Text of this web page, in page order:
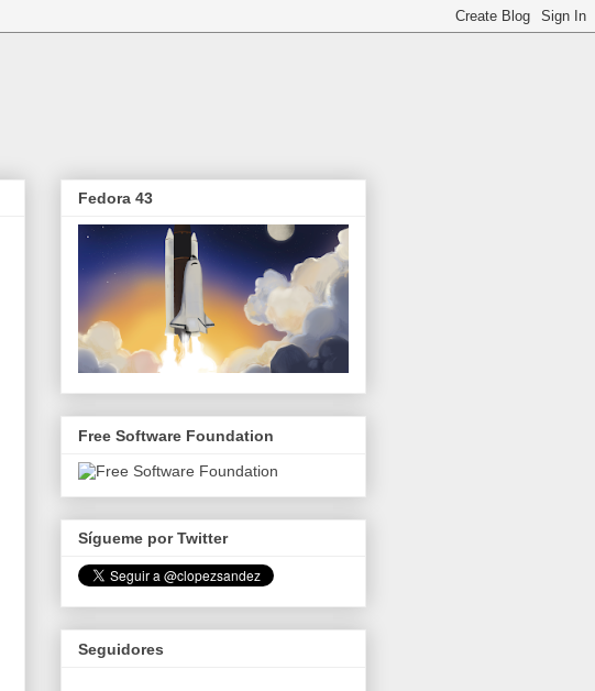
Fedora 43
Free Software Foundation
Sígueme por Twitter
Seguidores